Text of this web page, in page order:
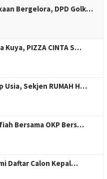
Bergelora, DPD Golk…
Kuya, PIZZA CINTA S…
Sekjen RUMAH H…
Bersama OKP Bers…
Daftar Calon Kepal…